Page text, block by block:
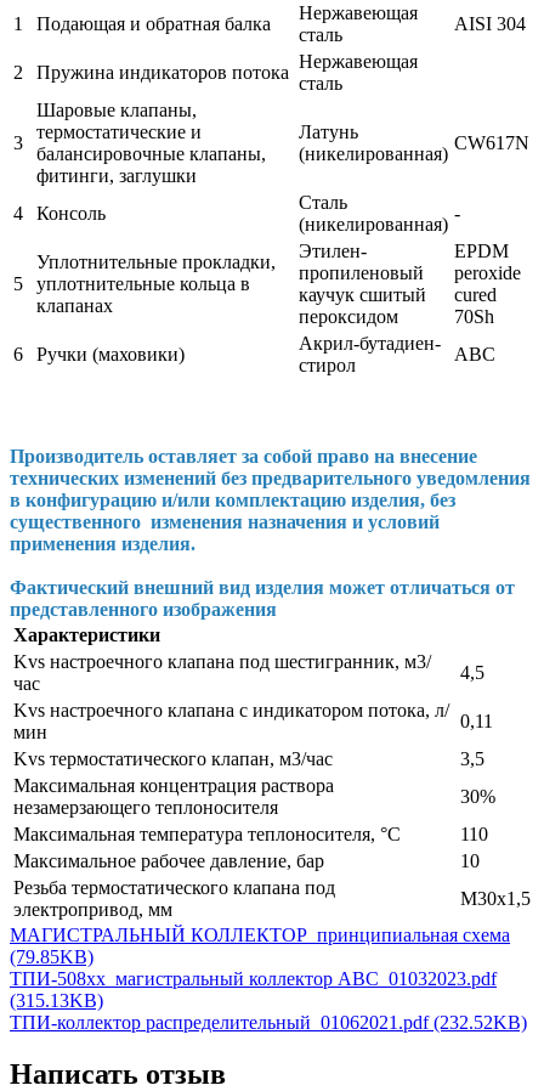
1 Подающая и обратная балка
Нержавеющая
сталь
AISI 304
2 Пружина индикаторов потока
Нержавеющая
сталь
3
Шаровые клапаны,
термостатические и
балансировочные клапаны,
фитинги, заглушки
Латунь
(никелированная)
CW617N
4 Консоль
Сталь
(никелированная)
-
5
Уплотнительные прокладки,
уплотнительные кольца в
клапанах
Этилен-
пропиленовый
каучук сшитый
пероксидом
EPDM
peroxide
cured
70Sh
6
Ручки (маховики)
Акрил-бутадиен-
стирол
АВС
Производитель оставляет за собой право на внесение
технических изменений без предварительного уведомления
в конфигурацию и/или комплектацию изделия, без
существенного изменения назначения и условий
применения изделия.
Фактический внешний вид изделия может отличаться от
представленного изображения
Характеристики
Kvs настроечного клапана под шестигранник, м3/
час
4,5
Kvs настроечного клапана с индикатором потока, л/
мин
0,11
Kvs термостатического клапан, м3/час
3,5
Максимальная концентрация раствора
незамерзающего теплоносителя
30%
Максимальная температура теплоносителя, °C
110
Максимальное рабочее давление, бар
10
Резьба термостатического клапана под
электропривод, мм
М30х1,5
МАГИСТРАЛЬНЫЙ КОЛЛЕКТОР_принципиальная схема
(79.85KB)
ТПИ-508хх_магистральный коллектор АВС_01032023.pdf
(315.13KB)
ТПИ-коллектор распределительный_01062021.pdf (232.52KB)
Написать отзыв